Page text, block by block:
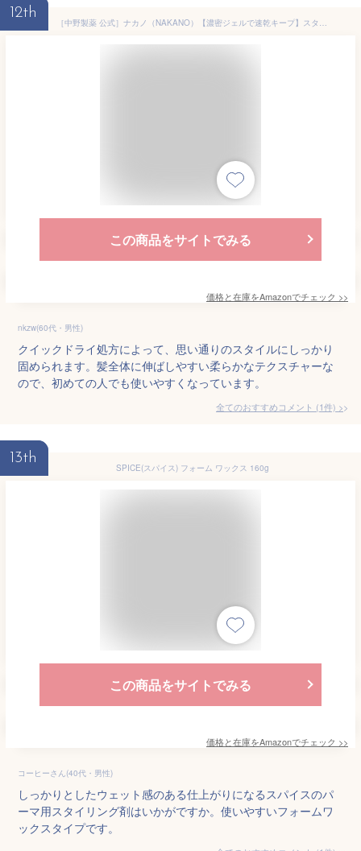
12th
［中野製薬 公式］ナカノ（NAKANO）【濃密ジェルで速乾キープ】スタイリング タント ジェル 10 メンズ ツヤウェーブ パーマ 120g
この商品をサイトでみる
価格と在庫をAmazonでチェック >>
nkzw(60代・男性)
クイックドライ処方によって、思い通りのスタイルにしっかり
固められます。髪全体に伸ばしやすい柔らかなテクスチャーな
ので、初めての人でも使いやすくなっています。
全てのおすすめコメント (1件) >
13th
SPICE(スパイス) フォーム ワックス 160g
この商品をサイトでみる
価格と在庫をAmazonでチェック >>
コーヒーさん(40代・男性)
しっかりとしたウェット感のある仕上がりになるスパイスのパ
ーマ用スタイリング剤はいかがですか。使いやすいフォームワ
ックスタイプです。